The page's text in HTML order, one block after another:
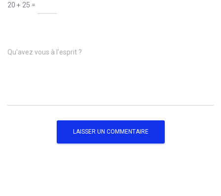
20 + 25 =
Qu’avez vous à l’esprit ?